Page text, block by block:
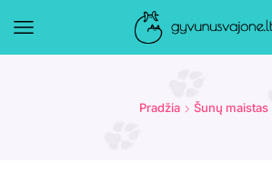
Pradžia Šunų maistas